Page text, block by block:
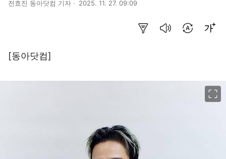
전효진 동아닷컴 기자 2025. 11. 27. 09:09
[동아닷컴]